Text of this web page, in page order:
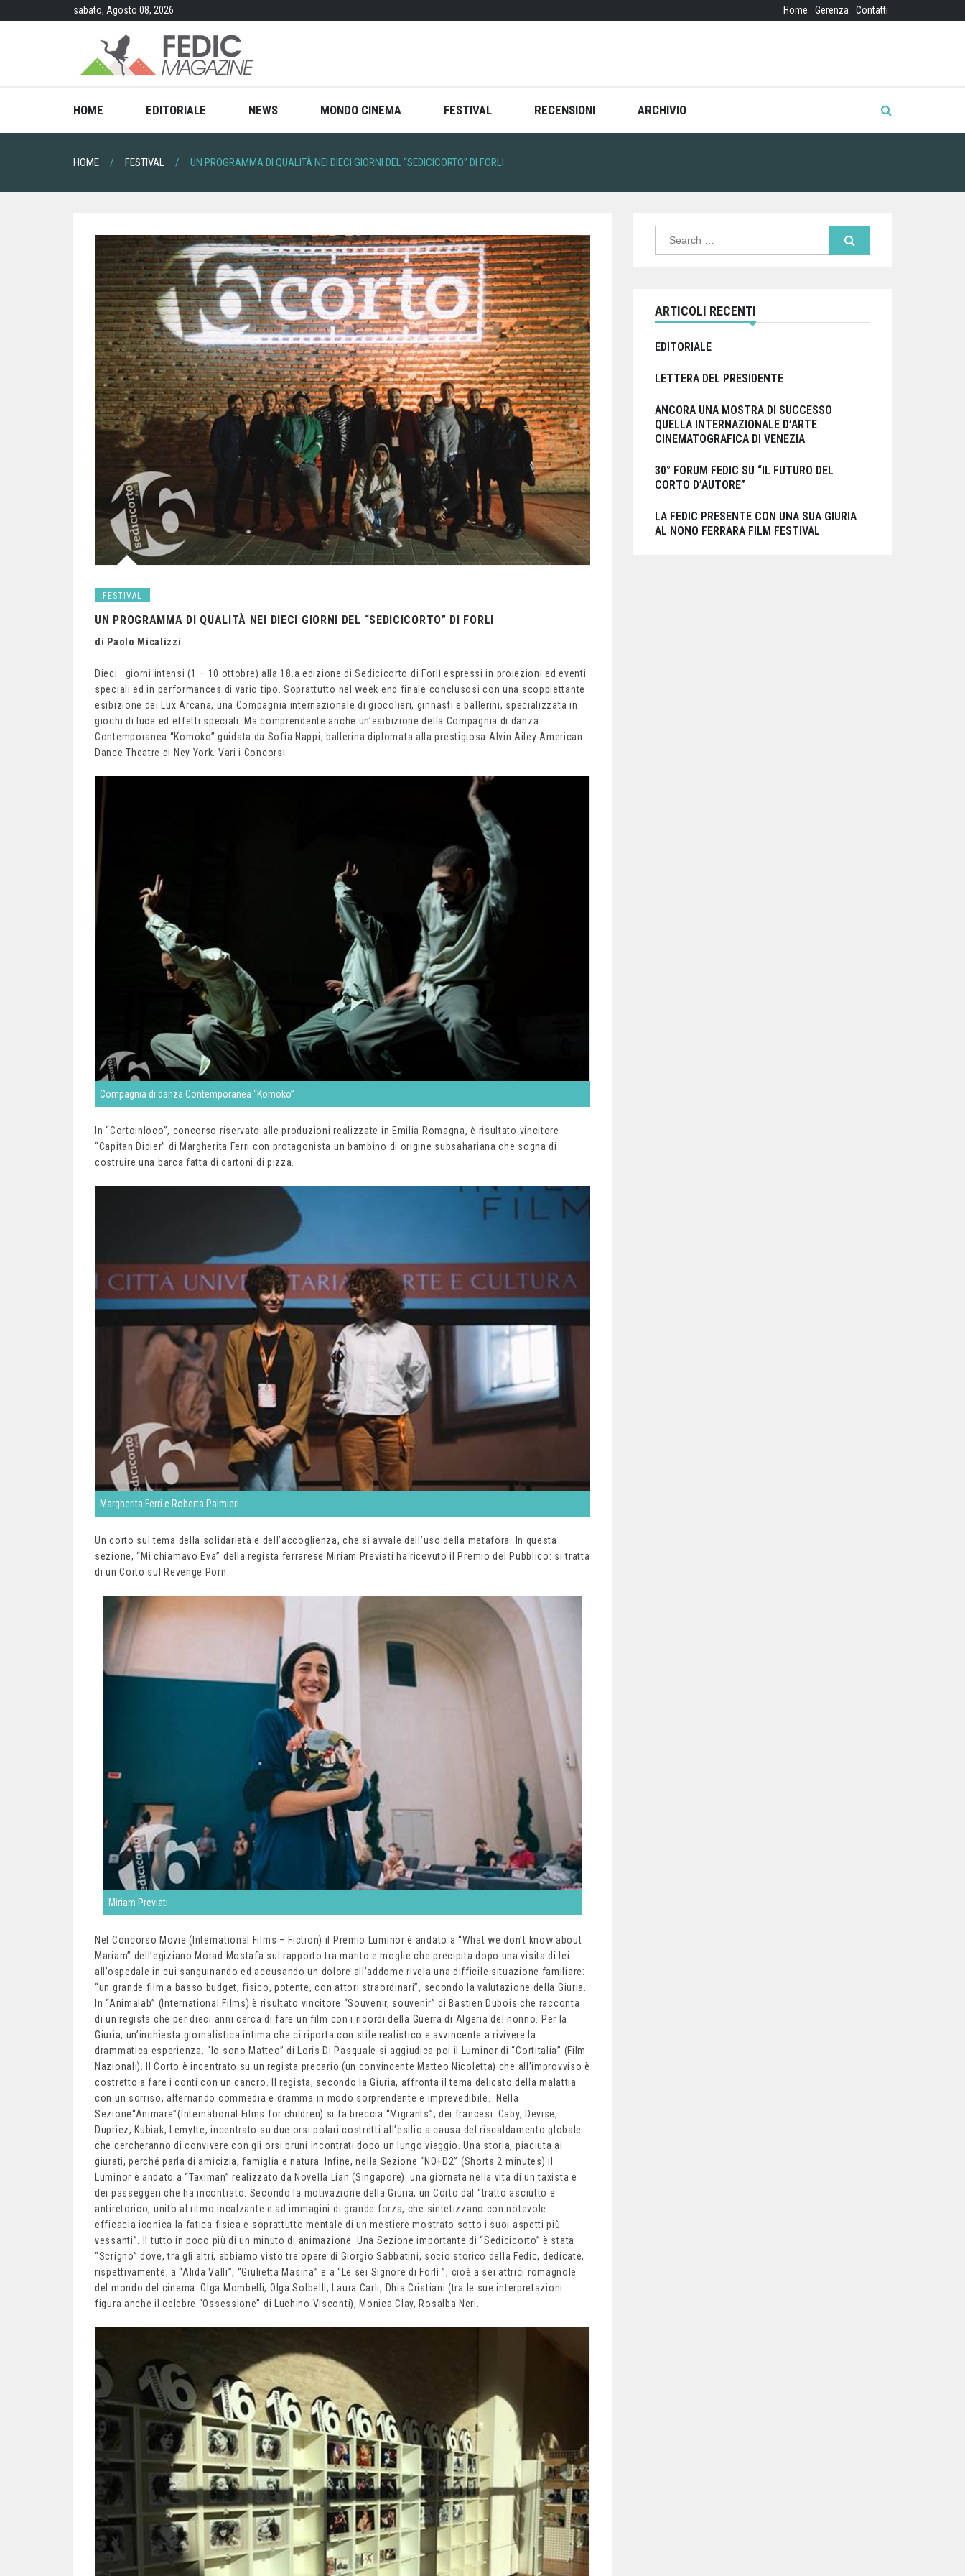
sabato, Agosto 08, 2026 Home Gerenza Contatti
HOME EDITORIALE NEWS MONDO CINEMA FESTIVAL RECENSIONI ARCHIVIO
HOME FESTIVAL UN PROGRAMMA DI QUALITÀ NEI DIECI GIORNI DEL “SEDICICORTO” DI FORLI
FESTIVAL
UN PROGRAMMA DI QUALITÀ NEI DIECI GIORNI DEL “SEDICICORTO” DI FORLI
di Paolo Micalizzi
Dieci giorni intensi (1 – 10 ottobre) alla 18.a edizione di Sedicicorto di Forlì espressi in proiezioni ed eventi
speciali ed in performances di vario tipo. Soprattutto nel week end finale conclusosi con una scoppiettante
esibizione dei Lux Arcana, una Compagnia internazionale di giocolieri, ginnasti e ballerini, specializzata in
giochi di luce ed effetti speciali. Ma comprendente anche un’esibizione della Compagnia di danza
Contemporanea “Komoko” guidata da Sofia Nappi, ballerina diplomata alla prestigiosa Alvin Ailey American
Dance Theatre di Ney York. Vari i Concorsi.
Compagnia di danza Contemporanea “Komoko”
In “Cortoinloco”, concorso riservato alle produzioni realizzate in Emilia Romagna, è risultato vincitore
“Capitan Didier” di Margherita Ferri con protagonista un bambino di origine subsahariana che sogna di
costruire una barca fatta di cartoni di pizza.
Margherita Ferri e Roberta Palmieri
Un corto sul tema della solidarietà e dell’accoglienza, che si avvale dell’uso della metafora. In questa
sezione, “Mi chiamavo Eva” della regista ferrarese Miriam Previati ha ricevuto il Premio del Pubblico: si tratta
di un Corto sul Revenge Porn.
Miriam Previati
Nel Concorso Movie (International Films – Fiction) il Premio Luminor è andato a “What we don’t know about
Mariam” dell’egiziano Morad Mostafa sul rapporto tra marito e moglie che precipita dopo una visita di lei
all’ospedale in cui sanguinando ed accusando un dolore all’addome rivela una difficile situazione familiare:
“un grande film a basso budget, fisico, potente, con attori straordinari”, secondo la valutazione della Giuria.
In “Animalab” (International Films) è risultato vincitore “Souvenir, souvenir” di Bastien Dubois che racconta
di un regista che per dieci anni cerca di fare un film con i ricordi della Guerra di Algeria del nonno. Per la
Giuria, un’inchiesta giornalistica intima che ci riporta con stile realistico e avvincente a rivivere la
drammatica esperienza. “Io sono Matteo” di Loris Di Pasquale si aggiudica poi il Luminor di “Cortitalia” (Film
Nazionali). Il Corto è incentrato su un regista precario (un convincente Matteo Nicoletta) che all’improvviso è
costretto a fare i conti con un cancro. Il regista, secondo la Giuria, affronta il tema delicato della malattia
con un sorriso, alternando commedia e dramma in modo sorprendente e imprevedibile. Nella
Sezione“Animare”(International Films for children) si fa breccia “Migrants”, dei francesi Caby, Devise,
Dupriez, Kubiak, Lemytte, incentrato su due orsi polari costretti all’esilio a causa del riscaldamento globale
che cercheranno di convivere con gli orsi bruni incontrati dopo un lungo viaggio. Una storia, piaciuta ai
giurati, perché parla di amicizia, famiglia e natura. Infine, nella Sezione “NO+D2” (Shorts 2 minutes) il
Luminor è andato a “Taximan” realizzato da Novella Lian (Singapore): una giornata nella vita di un taxista e
dei passeggeri che ha incontrato. Secondo la motivazione della Giuria, un Corto dal “tratto asciutto e
antiretorico, unito al ritmo incalzante e ad immagini di grande forza, che sintetizzano con notevole
efficacia iconica la fatica fisica e soprattutto mentale di un mestiere mostrato sotto i suoi aspetti più
vessanti”. Il tutto in poco più di un minuto di animazione. Una Sezione importante di “Sedicicorto” è stata
“Scrigno” dove, tra gli altri, abbiamo visto tre opere di Giorgio Sabbatini, socio storico della Fedic, dedicate,
rispettivamente, a “Alida Valli”, “Giulietta Masina” e a “Le sei Signore di Forlì ”, cioè a sei attrici romagnole
del mondo del cinema: Olga Mombelli, Olga Solbelli, Laura Carli, Dhia Cristiani (tra le sue interpretazioni
figura anche il celebre “Ossessione” di Luchino Visconti), Monica Clay, Rosalba Neri.
ARTICOLI RECENTI
EDITORIALE
LETTERA DEL PRESIDENTE
ANCORA UNA MOSTRA DI SUCCESSO
QUELLA INTERNAZIONALE D’ARTE
CINEMATOGRAFICA DI VENEZIA
30° FORUM FEDIC SU “IL FUTURO DEL
CORTO D’AUTORE”
LA FEDIC PRESENTE CON UNA SUA GIURIA
AL NONO FERRARA FILM FESTIVAL